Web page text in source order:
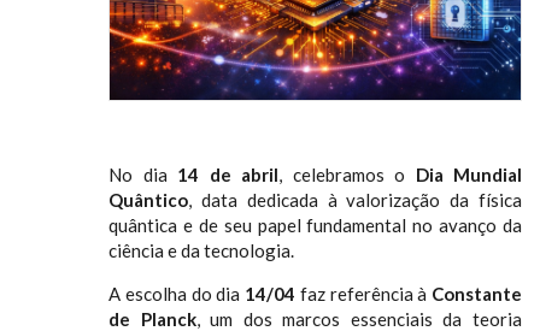
No dia 14 de abril, celebramos o Dia Mundial
Quântico, data dedicada à valorização da física
quântica e de seu papel fundamental no avanço da
ciência e da tecnologia.
A escolha do dia 14/04 faz referência à Constante
de Planck, um dos marcos essenciais da teoria